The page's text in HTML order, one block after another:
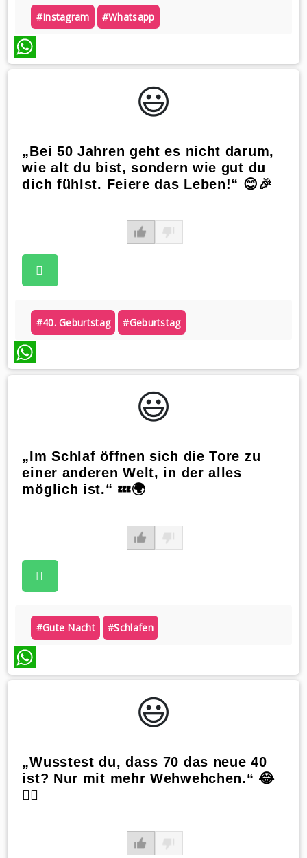
#instagram #whatsapp
WhatsApp
😃️
„Bei 50 Jahren geht es nicht darum,
wie alt du bist, sondern wie gut du
dich fühlst. Feiere das Leben!“ 😊🎉
#40. Geburtstag #geburtstag
WhatsApp
😃️
„Im Schlaf öffnen sich die Tore zu
einer anderen Welt, in der alles
möglich ist.“ 💤🌍
#gute Nacht #schlafen
WhatsApp
😃️
„Wusstest du, dass 70 das neue 40
ist? Nur mit mehr Wehwehchen.“ 😂
🤷‍♀️